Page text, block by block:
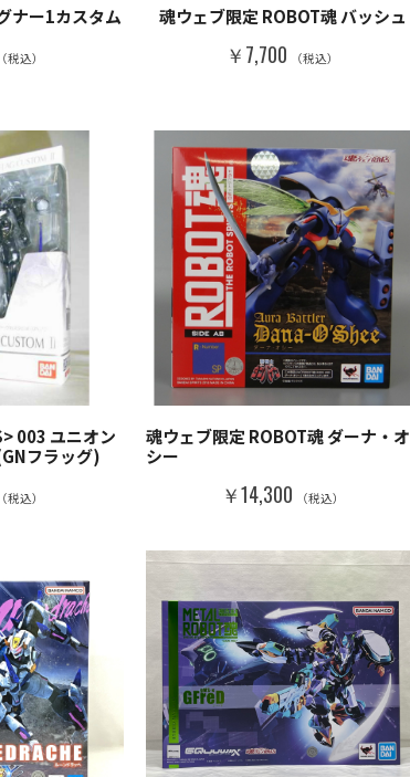
ナー1カスタム
（税込）
魂ウェブ限定 ROBOT魂 バッシュ
￥7,700 （税込）
003 ユニオン
フラッグ)
（税込）
魂ウェブ限定 ROBOT魂 ダーナ・オ
シー
￥14,300 （税込）